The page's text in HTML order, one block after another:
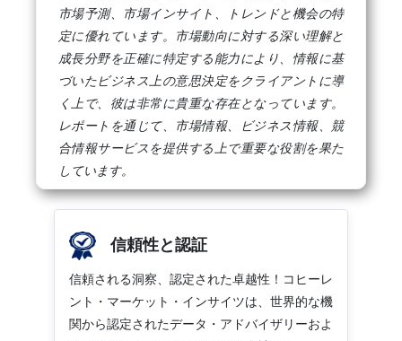
市場予測、市場インサイト、トレンドと機会の特
定に優れています。市場動向に対する深い理解と
成長分野を正確に特定する能力により、情報に基
づいたビジネス上の意思決定をクライアントに導
く上で、彼は非常に貴重な存在となっています。
レポートを通じて、市場情報、ビジネス情報、競
合情報サービスを提供する上で重要な役割を果た
しています。
信頼性と認証
信頼される洞察、認定された卓越性！コヒーレ
ント・マーケット・インサイツは、世界的な機
関から認定されたデータ・アドバイザリーおよ